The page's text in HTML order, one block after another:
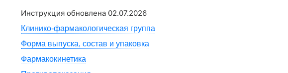
Инструкция обновлена 02.07.2026
Клинико-фармакологическая группа
Форма выпуска, состав и упаковка
Фармакокинетика